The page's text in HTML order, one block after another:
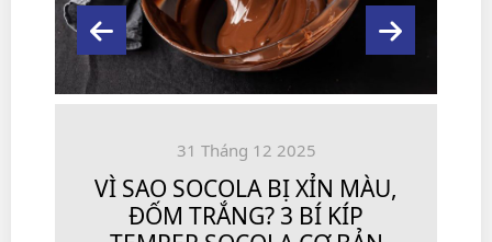
31 Tháng 12 2025
VÌ SAO SOCOLA BỊ XỈN MÀU,
ĐỐM TRẮNG? 3 BÍ KÍP